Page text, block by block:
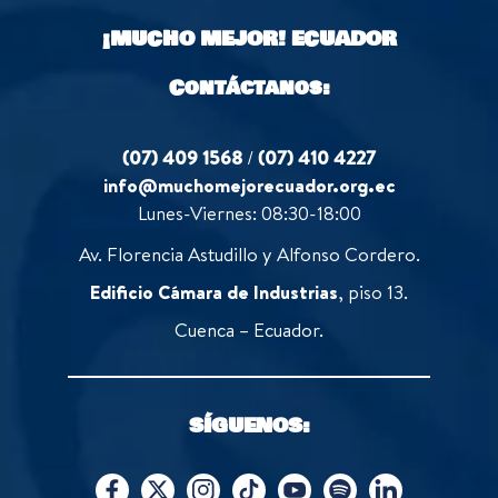
¡MUCHO MEJOR!ECUADOR
Contáctanos:
(07) 409 1568 /(07) 410 4227
info@muchomejorecuador.org.ec
Lunes-Viernes: 08:30-18:00
Av. Florencia Astudillo y Alfonso Cordero.
Edificio Cámara de Industrias, piso 13.
Cuenca – Ecuador.
SÍGUENOS: